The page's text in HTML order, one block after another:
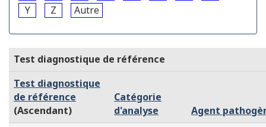
Y
Z Autre
Test diagnostique de référence
Test diagnostique
de référence
(Ascendant)
Catégorie
d'analyse
Agent